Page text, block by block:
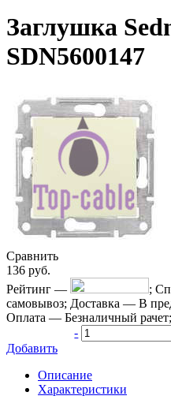
Заглушка
SDN5600147
Сравнить
136 руб.
Рейтинг — ;
самовывоз; Доставка — В
Оплата — Безналичный рачет;
-
Добавить
Описание
Характеристики